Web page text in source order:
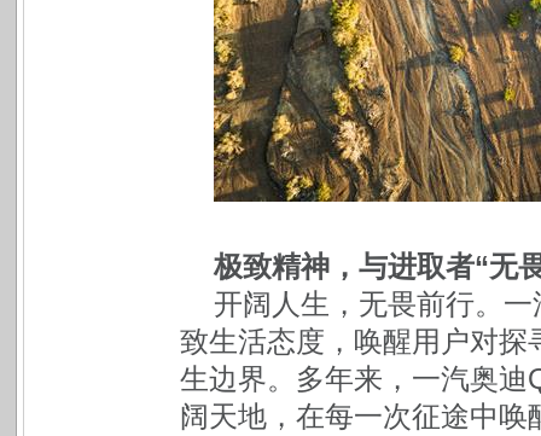
极致精神，与进取者“无
开阔人生，无畏前行。
致生活态度，唤醒用户对
生边界。多年来，一汽奥
阔天地，在每一次征途中